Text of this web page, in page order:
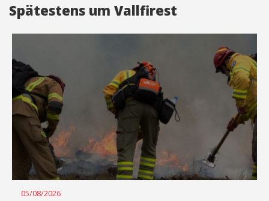
Spätestens um Vallfirest
05/08/2026